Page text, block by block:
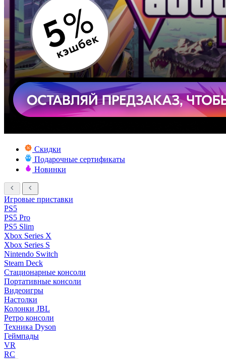
Скидки
Подарочные сертификаты
Новинки
Игровые приставки
PS5
PS5 Pro
PS5 Slim
Xbox Series X
Xbox Series S
Nintendo Switch
Steam Deck
Стационарные консоли
Портативные консоли
Видеоигры
Настолки
Колонки JBL
Ретро консоли
Техника Dyson
Геймпады
VR
RC